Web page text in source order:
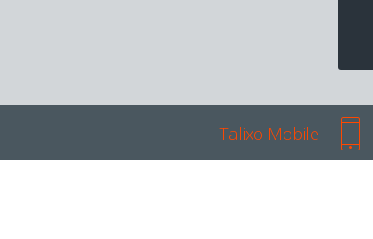
Talixo Mobile